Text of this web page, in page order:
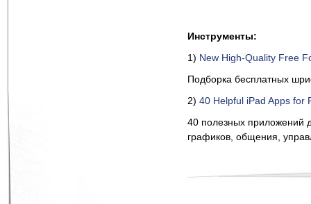
Инструменты:
1) New High-Quality Free
Подборка бесплатных
2) 40 Helpful iPad Apps for
40 полезных приложений
графиков, общения,